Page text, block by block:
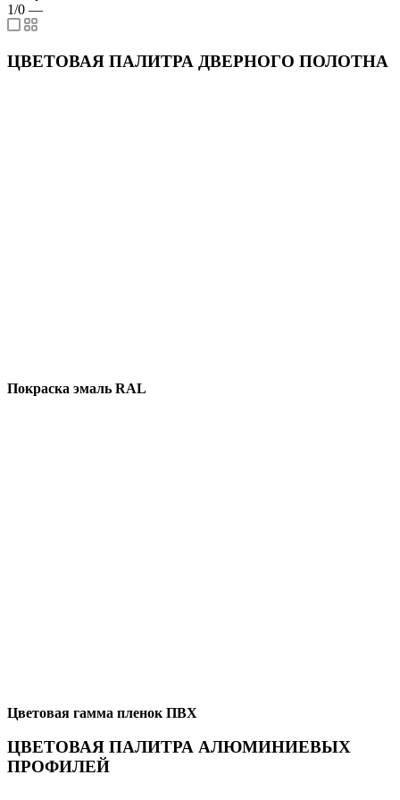
1/0 —
ЦВЕТОВАЯ ПАЛИТРА ДВЕРНОГО ПОЛОТНА
Покраска эмаль RAL
Цветовая гамма пленок ПВХ
ЦВЕТОВАЯ ПАЛИТРА АЛЮМИНИЕВЫХ
ПРОФИЛЕЙ